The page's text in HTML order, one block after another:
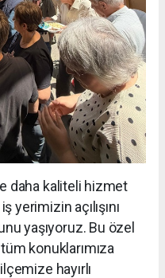
daha kaliteli hizmet
yerimizin açılışını
yaşıyoruz. Bu özel
konuklarımıza
hayırlı